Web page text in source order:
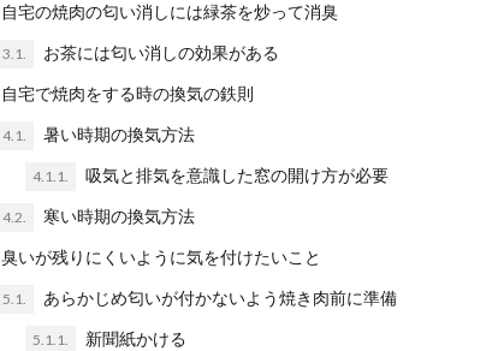
自宅の焼肉の匂い消しには緑茶を炒って消臭
3.1. お茶には匂い消しの効果がある
自宅で焼肉をする時の換気の鉄則
4.1. 暑い時期の換気方法
4.1.1. 吸気と排気を意識した窓の開け方が必要
4.2. 寒い時期の換気方法
臭いが残りにくいように気を付けたいこと
5.1. あらかじめ匂いが付かないよう焼き肉前に準備
5.1.1. 新聞紙かける